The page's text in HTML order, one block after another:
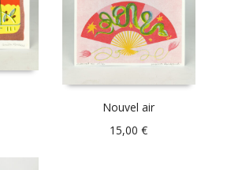
Nouvel air
15,00€